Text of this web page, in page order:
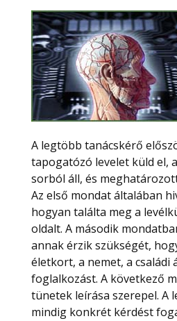
A legtöbb tanácskérő
tapogatózó levelet küld el,
sorból áll, és
Az első mondat általában
hogyan találta meg a
oldalt. A második
annak érzik szükségét,
életkort, a nemet, a családi
foglalkozást. A következő
tünetek leírása szerepel. A
mindig konkrét kérdést